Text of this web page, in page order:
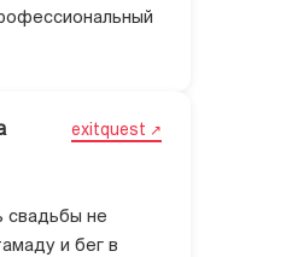
exitquest
свадьбы не
и бег в